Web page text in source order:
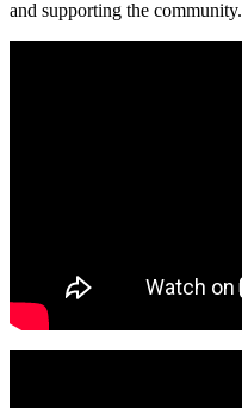
and supporting the community.